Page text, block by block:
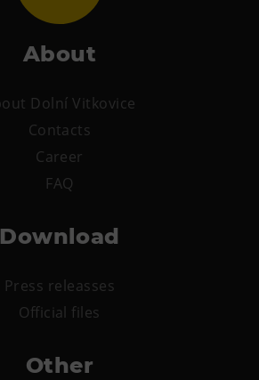
About
Dolní Vitkovice
Contacts
Career
FAQ
Download
Press releasses
Official files
Other